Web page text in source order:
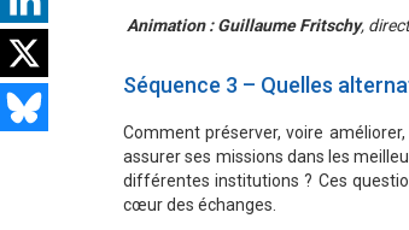
Animation : Guillaume Fritschy,
Séquence 3 – Quelles
Comment préserver, voire
assurer ses missions dans les
différentes institutions ? Ces
cœur des échanges.